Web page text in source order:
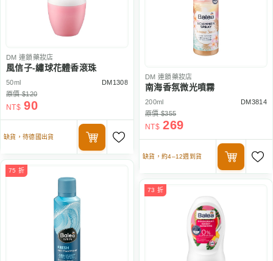
DM 連鎖藥妝店
風信子-繡球花體香滾珠
50ml
DM1308
原價 $120
NT$ 90
缺貨，待德國出貨
DM 連鎖藥妝店
南海香氛微光噴霧
200ml
DM3814
原價 $355
NT$ 269
缺貨，約4–12週到貨
75 折
73 折